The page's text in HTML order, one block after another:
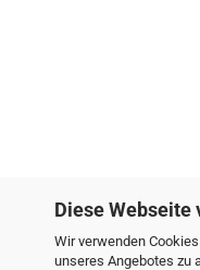
Diese Webseite
Wir verwenden
unseres Angebotes zu